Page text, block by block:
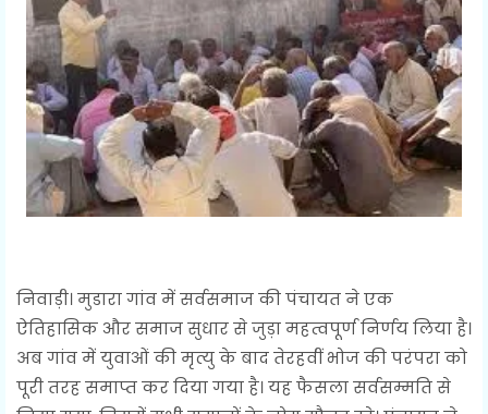
निवाड़ी। मुडारा गांव में सर्वसमाज की पंचायत ने एक
ऐतिहासिक और समाज सुधार से जुड़ा महत्वपूर्ण निर्णय लिया है।
अब गांव में युवाओं की मृत्यु के बाद तेरहवीं भोज की परंपरा को
पूरी तरह समाप्त कर दिया गया है। यह फैसला सर्वसम्मति से